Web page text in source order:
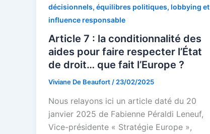
décisionnels, équilibres politiques, lobbying et
influence responsable
Article 7 : la conditionnalité des
aides pour faire respecter l’État
de droit… que fait l’Europe ?
Viviane De Beaufort/23/02/2025
Nous relayons ici un article daté du 20
janvier 2025 de Fabienne Péraldi Leneuf,
Vice-présidente « Stratégie Europe »,